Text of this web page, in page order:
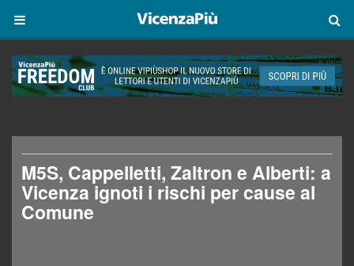
M5S, Cappelletti, Zaltron e Alberti: a
Vicenza ignoti i rischi per cause al
Comune